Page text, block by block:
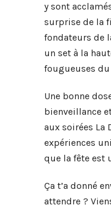
y sont
surprise de la
fondateurs de
un set à la
fougueuses
Une bonne
bienveillance
aux soirées La
expériences
que la fête est
Ça t’a donné
attendre ?